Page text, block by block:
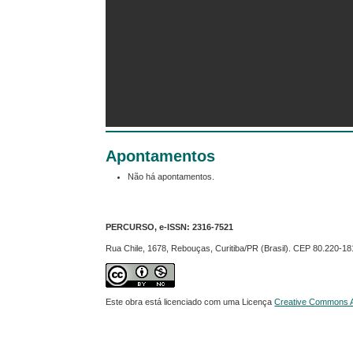
Apontamentos
Não há apontamentos.
PERCURSO, e-ISSN:2316-7521
Rua Chile, 1678, Rebouças, Curitiba/PR (Brasil). CEP 80.220-
Este obra está licenciado com uma LicençaCreative Commons